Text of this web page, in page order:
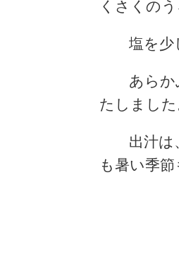
くさくの
塩を少し
あらかぶ
たしまし
出汁は、
も暑い季